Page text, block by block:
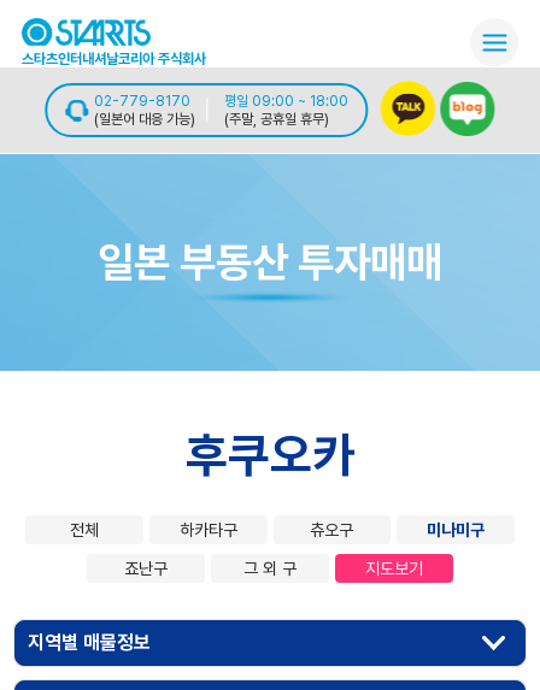
스타츠인터내셔날코리아 주식회사
02-779-8170
(일본어 대응 가능)
평일 09:00 ~ 18:00
(주말, 공휴일 휴무)
일본 부동산 투자매매
후쿠오카
전체 하카타구 츄오구
미나미구
죠난구
그 외 구 지도보기
지역별 매물정보